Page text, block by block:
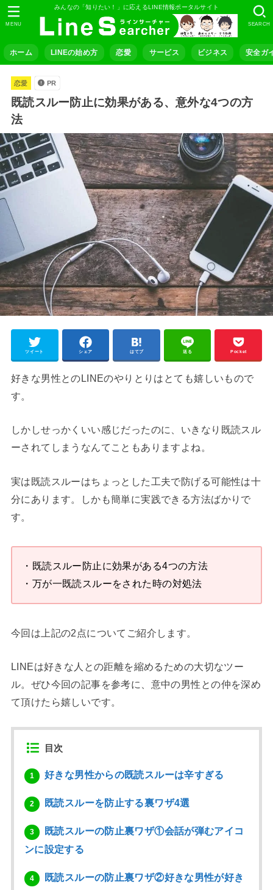
みんなの「知りたい！」に応えるLINE情報ポータルサイト
ホーム LINEの始め方 恋愛 サービス ビジネス 安全ガ
SEARCH
MENU
恋愛 PR
既読スルー防止に効果がある、意外な4つの方
法
ツイート シェア はてブ 送る Pocket
好きな男性とのLINEのやりとりはとても嬉しいもので
す。
しかしせっかくいい感じだったのに、いきなり既読スル
ーされてしまうなんてこともありますよね。
実は既読スルーはちょっとした工夫で防げる可能性は十
分にあります。しかも簡単に実践できる方法ばかりで
す。
・既読スルー防止に効果がある4つの方法
・万が一既読スルーをされた時の対処法
今回は上記の2点についてご紹介します。
LINEは好きな人との距離を縮めるための大切なツー
ル。ぜひ今回の記事を参考に、意中の男性との仲を深め
て頂けたら嬉しいです。
目次
1 好きな男性からの既読スルーは辛すぎる
2 既読スルーを防止する裏ワザ4選
3
既読スルーの防止裏ワザ①会話が弾むアイコ
ンに設定する
4
既読スルーの防止裏ワザ②好きな男性が好き